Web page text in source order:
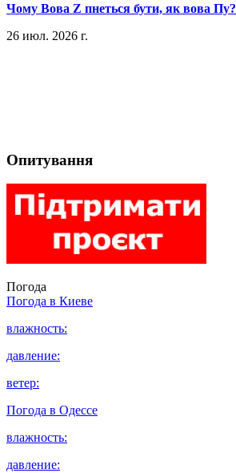
​Чому Вова Z пнеться бути, як вова Пу?
26 июл. 2026 г.
Опитування
Погода
Погода в Киеве
влажность:
давление:
ветер:
Погода в Одессе
влажность:
давление: